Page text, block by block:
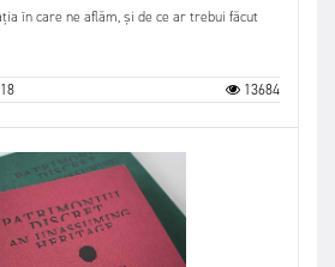
în care ne aflăm, și de ce ar trebui făcut
13684